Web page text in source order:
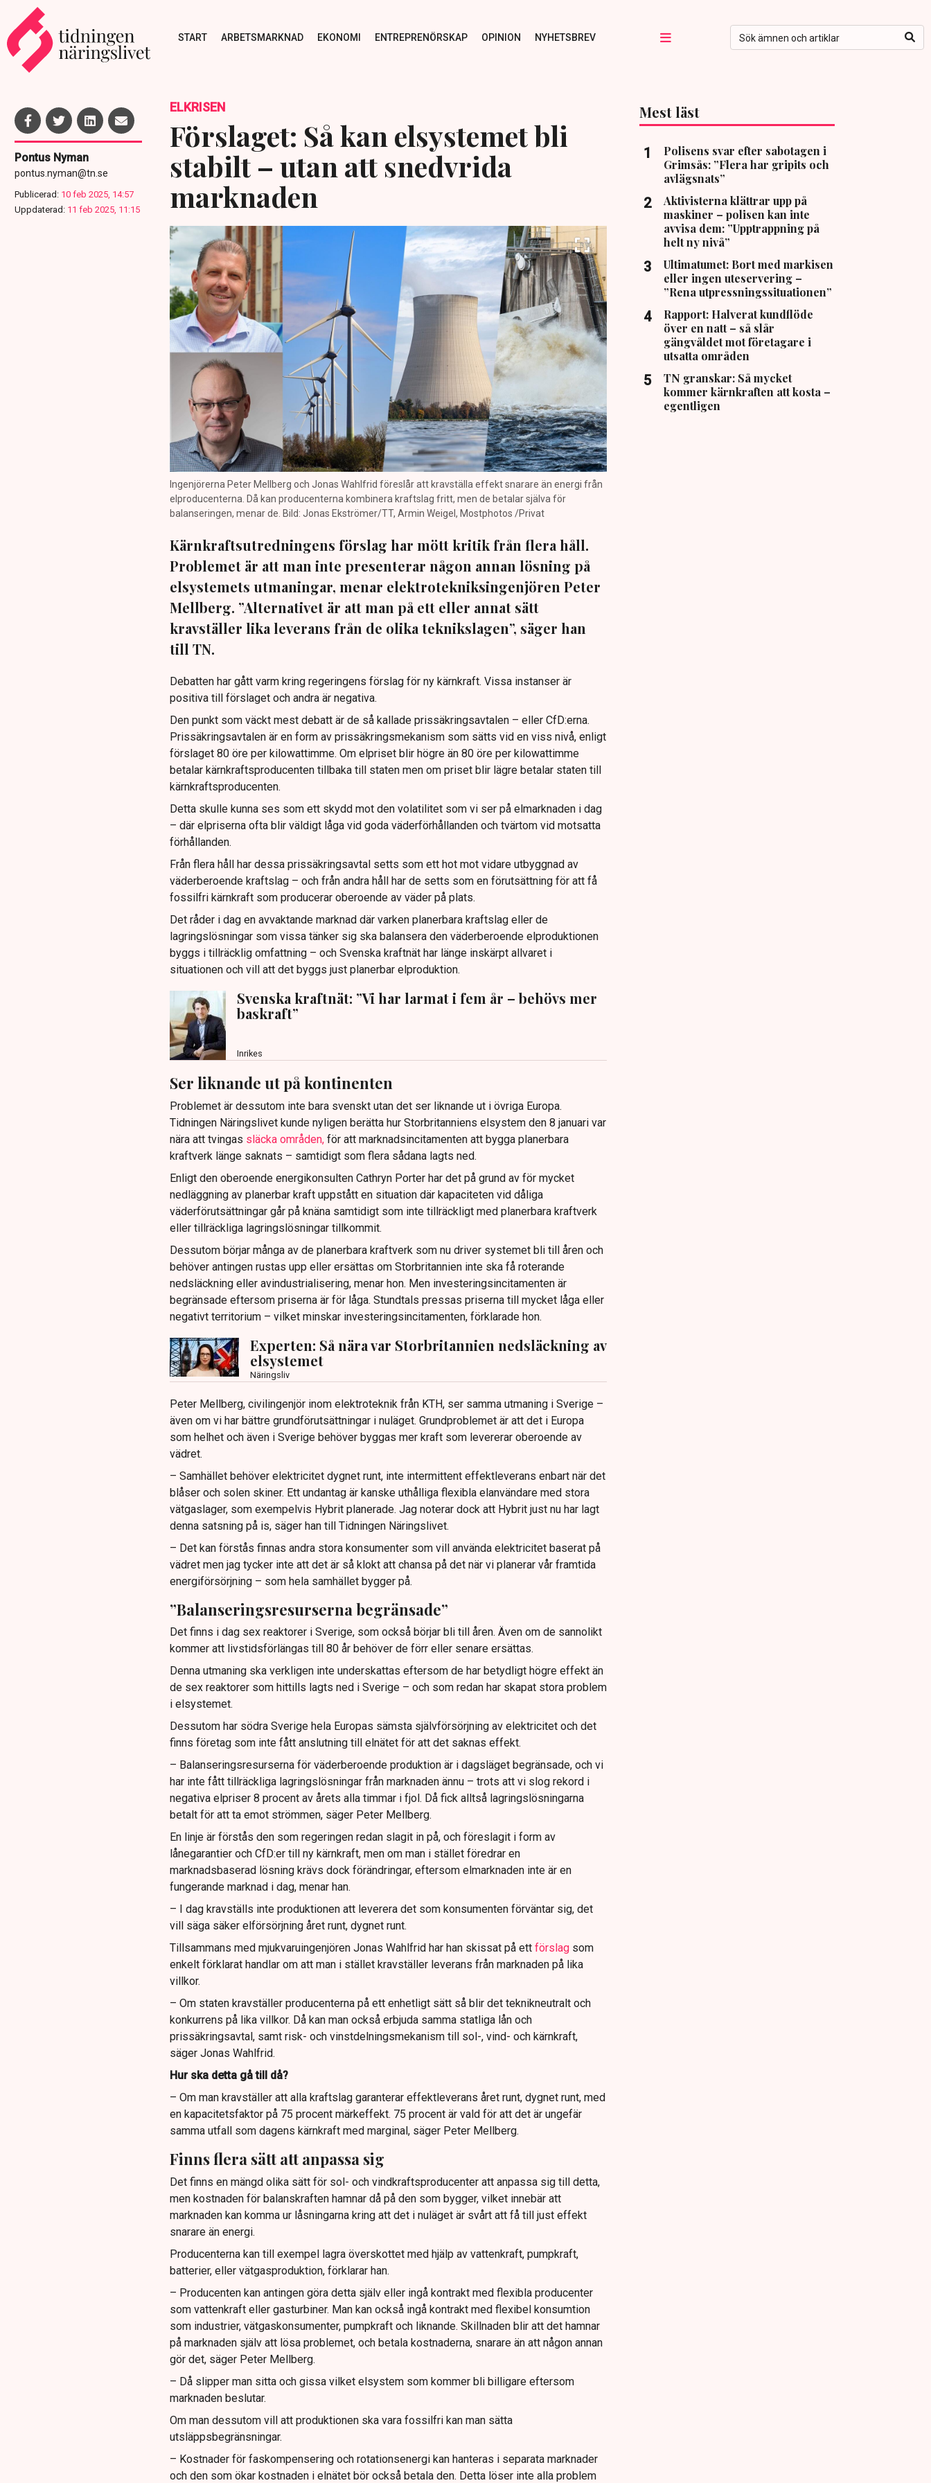
START ARBETSMARKNAD EKONOMI ENTREPRENÖRSKAP OPINION NYHETSBREV
Pontus Nyman
pontus.nyman@tn.se
Publicerad: 10 feb 2025, 14:57
Uppdaterad: 11 feb 2025, 11:15
ELKRISEN
Förslaget: Så kan elsystemet bli
stabilt – utan att snedvrida
marknaden
Ingenjörerna Peter Mellberg och Jonas Wahlfrid föreslår att kravställa effekt snarare än energi från
elproducenterna. Då kan producenterna kombinera kraftslag fritt, men de betalar själva för
balanseringen, menar de. Bild: Jonas Ekströmer/TT, Armin Weigel, Mostphotos /Privat
Kärnkraftsutredningens förslag har mött kritik från flera håll.
Problemet är att man inte presenterar någon annan lösning på
elsystemets utmaningar, menar elektrotekniksingenjören Peter
Mellberg. ”Alternativet är att man på ett eller annat sätt
kravställer lika leverans från de olika teknikslagen”, säger han
till TN.
Debatten har gått varm kring regeringens förslag för ny kärnkraft. Vissa instanser är
positiva till förslaget och andra är negativa.
Den punkt som väckt mest debatt är de så kallade prissäkringsavtalen – eller CfD:erna.
Prissäkringsavtalen är en form av prissäkringsmekanism som sätts vid en viss nivå, enligt
förslaget 80 öre per kilowattimme. Om elpriset blir högre än 80 öre per kilowattimme
betalar kärnkraftsproducenten tillbaka till staten men om priset blir lägre betalar staten till
kärnkraftsproducenten.
Detta skulle kunna ses som ett skydd mot den volatilitet som vi ser på elmarknaden i dag
– där elpriserna ofta blir väldigt låga vid goda väderförhållanden och tvärtom vid motsatta
förhållanden.
Från flera håll har dessa prissäkringsavtal setts som ett hot mot vidare utbyggnad av
väderberoende kraftslag – och från andra håll har de setts som en förutsättning för att få
fossilfri kärnkraft som producerar oberoende av väder på plats.
Det råder i dag en avvaktande marknad där varken planerbara kraftslag eller de
lagringslösningar som vissa tänker sig ska balansera den väderberoende elproduktionen
byggs i tillräcklig omfattning – och Svenska kraftnät har länge inskärpt allvaret i
situationen och vill att det byggs just planerbar elproduktion.
Svenska kraftnät: ”Vi har larmat i fem år – behövs mer
baskraft”
Inrikes
Ser liknande ut på kontinenten
Problemet är dessutom inte bara svenskt utan det ser liknande ut i övriga Europa.
Tidningen Näringslivet kunde nyligen berätta hur Storbritanniens elsystem den 8 januari var
nära att tvingas släcka områden,för att marknadsincitamenten att bygga planerbara
kraftverk länge saknats – samtidigt som flera sådana lagts ned.
Enligt den oberoende energikonsulten Cathryn Porter har det på grund av för mycket
nedläggning av planerbar kraft uppstått en situation där kapaciteten vid dåliga
väderförutsättningar går på knäna samtidigt som inte tillräckligt med planerbara kraftverk
eller tillräckliga lagringslösningar tillkommit.
Dessutom börjar många av de planerbara kraftverk som nu driver systemet bli till åren och
behöver antingen rustas upp eller ersättas om Storbritannien inte ska få roterande
nedsläckning eller avindustrialisering, menar hon. Men investeringsincitamenten är
begränsade eftersom priserna är för låga. Stundtals pressas priserna till mycket låga eller
negativt territorium – vilket minskar investeringsincitamenten, förklarade hon.
Experten: Så nära var Storbritannien nedsläckning av
elsystemet
Näringsliv
Peter Mellberg, civilingenjör inom elektroteknik från KTH, ser samma utmaning i Sverige –
även om vi har bättre grundförutsättningar i nuläget. Grundproblemet är att det i Europa
som helhet och även i Sverige behöver byggas mer kraft som levererar oberoende av
vädret.
– Samhället behöver elektricitet dygnet runt, inte intermittent effektleverans enbart när det
blåser och solen skiner. Ett undantag är kanske uthålliga flexibla elanvändare med stora
vätgaslager, som exempelvis Hybrit planerade. Jag noterar dock att Hybrit just nu har lagt
denna satsning på is, säger han till Tidningen Näringslivet.
– Det kan förstås finnas andra stora konsumenter som vill använda elektricitet baserat på
vädret men jag tycker inte att det är så klokt att chansa på det när vi planerar vår framtida
energiförsörjning – som hela samhället bygger på.
”Balanseringsresurserna begränsade”
Det finns i dag sex reaktorer i Sverige, som också börjar bli till åren. Även om de sannolikt
kommer att livstidsförlängas till 80 år behöver de förr eller senare ersättas.
Denna utmaning ska verkligen inte underskattas eftersom de har betydligt högre effekt än
de sex reaktorer som hittills lagts ned i Sverige – och som redan har skapat stora problem
i elsystemet.
Dessutom har södra Sverige hela Europas sämsta självförsörjning av elektricitet och det
finns företag som inte fått anslutning till elnätet för att det saknas effekt.
– Balanseringsresurserna för väderberoende produktion är i dagsläget begränsade, och vi
har inte fått tillräckliga lagringslösningar från marknaden ännu – trots att vi slog rekord i
negativa elpriser 8 procent av årets alla timmar i fjol. Då fick alltså lagringslösningarna
betalt för att ta emot strömmen, säger Peter Mellberg.
En linje är förstås den som regeringen redan slagit in på, och föreslagit i form av
lånegarantier och CfD:er till ny kärnkraft, men om man i stället föredrar en
marknadsbaserad lösning krävs dock förändringar, eftersom elmarknaden inte är en
fungerande marknad i dag, menar han.
– I dag kravställs inte produktionen att leverera det som konsumenten förväntar sig, det
vill säga säker elförsörjning året runt, dygnet runt.
Tillsammans med mjukvaruingenjören Jonas Wahlfrid har han skissat på ett förslagsom
enkelt förklarat handlar om att man i stället kravställer leverans från marknaden på lika
villkor.
– Om staten kravställer producenterna på ett enhetligt sätt så blir det teknikneutralt och
konkurrens på lika villkor. Då kan man också erbjuda samma statliga lån och
prissäkringsavtal, samt risk- och vinstdelningsmekanism till sol-, vind- och kärnkraft,
säger Jonas Wahlfrid.
Hur ska detta gå till då?
– Om man kravställer att alla kraftslag garanterar effektleverans året runt, dygnet runt, med
en kapacitetsfaktor på 75 procent märkeffekt. 75 procent är vald för att det är ungefär
samma utfall som dagens kärnkraft med marginal, säger Peter Mellberg.
Finns flera sätt att anpassa sig
Det finns en mängd olika sätt för sol- och vindkraftsproducenter att anpassa sig till detta,
men kostnaden för balanskraften hamnar då på den som bygger, vilket innebär att
marknaden kan komma ur låsningarna kring att det i nuläget är svårt att få till just effekt
snarare än energi.
Producenterna kan till exempel lagra överskottet med hjälp av vattenkraft, pumpkraft,
batterier, eller vätgasproduktion, förklarar han.
– Producenten kan antingen göra detta själv eller ingå kontrakt med flexibla producenter
som vattenkraft eller gasturbiner. Man kan också ingå kontrakt med flexibel konsumtion
som industrier, vätgaskonsumenter, pumpkraft och liknande. Skillnaden blir att det hamnar
på marknaden själv att lösa problemet, och betala kostnaderna, snarare än att någon annan
gör det, säger Peter Mellberg.
– Då slipper man sitta och gissa vilket elsystem som kommer bli billigare eftersom
marknaden beslutar.
Om man dessutom vill att produktionen ska vara fossilfri kan man sätta
utsläppsbegränsningar.
– Kostnader för faskompensering och rotationsenergi kan hanteras i separata marknader
och den som ökar kostnaden i elnätet bör också betala den. Detta löser inte alla problem
Mest läst
Polisens svar efter sabotagen i
Grimsås: ”Flera har gripits och
avlägsnats”
Aktivisterna klättrar upp på
maskiner – polisen kan inte
avvisa dem: ”Upptrappning på
helt ny nivå”
Ultimatumet: Bort med markisen
eller ingen uteservering –
”Rena utpressningssituationen”
Rapport: Halverat kundflöde
över en natt – så slår
gängvåldet mot företagare i
utsatta områden
TN granskar: Så mycket
kommer kärnkraften att kosta –
egentligen